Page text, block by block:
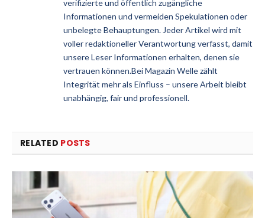
verifizierte und öffentlich zugängliche
Informationen und vermeiden Spekulationen oder
unbelegte Behauptungen. Jeder Artikel wird mit
voller redaktioneller Verantwortung verfasst, damit
unsere Leser Informationen erhalten, denen sie
vertrauen können.Bei Magazin Welle zählt
Integrität mehr als Einfluss – unsere Arbeit bleibt
unabhängig, fair und professionell.
RELATED POSTS